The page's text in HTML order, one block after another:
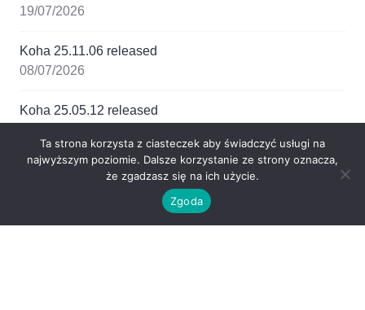
19/07/2026
Koha 25.11.06 released
08/07/2026
Koha 25.05.12 released
Koha 26.05.01 released
Ta strona korzysta z ciasteczek aby świadczyć usługi na
najwyższym poziomie. Dalsze korzystanie ze strony oznacza,
że zgadzasz się na ich użycie.
Zgoda